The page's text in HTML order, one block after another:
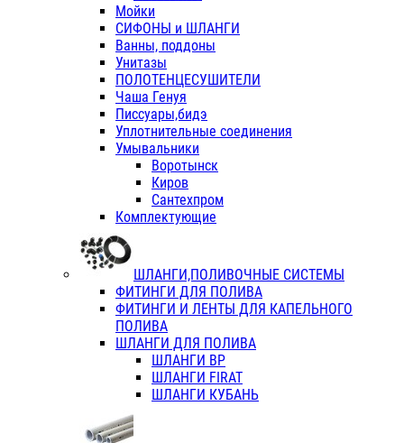
Мойки
СИФОНЫ и ШЛАНГИ
Ванны, поддоны
Унитазы
ПОЛОТЕНЦЕСУШИТЕЛИ
Чаша Генуя
Писсуары,бидэ
Уплотнительные соединения
Умывальники
Воротынск
Киров
Сантехпром
Комплектующие
ШЛАНГИ,ПОЛИВОЧНЫЕ СИСТЕМЫ
ФИТИНГИ ДЛЯ ПОЛИВА
ФИТИНГИ И ЛЕНТЫ ДЛЯ КАПЕЛЬНОГО
ПОЛИВА
ШЛАНГИ ДЛЯ ПОЛИВА
ШЛАНГИ ВР
ШЛАНГИ FIRAT
ШЛАНГИ КУБАНЬ